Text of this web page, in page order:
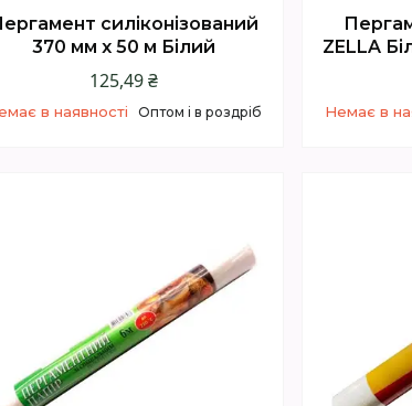
силіконізований
370 мм х 50 м Білий
125,49 ₴
в наявності Оптом і в роздріб
ZELLA
Немає в